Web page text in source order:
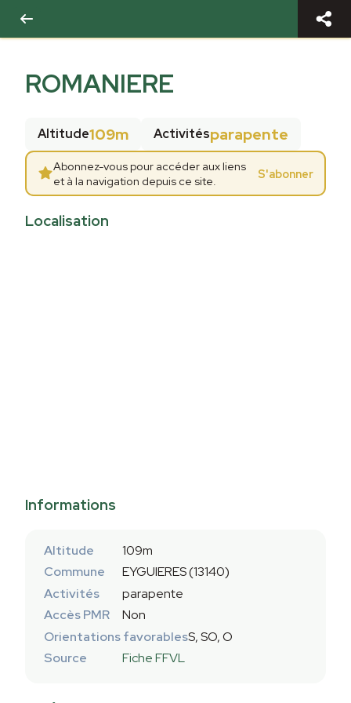
ROMANIERE
Altitude109m Activitésparapente
Abonnez-vous pour accéder aux liens
et à la navigation depuis ce site.
S'abonner
Localisation
Informations
Altitude
109m
Commune
EYGUIERES (13140)
Activités
parapente
Accès PMR
Non
Orientations favorablesS, SO, O
Source
Fiche FFVL